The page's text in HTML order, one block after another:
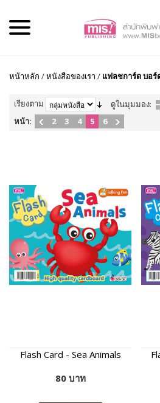
หน้าหลัก /หนังสือของเรา / แฟลชการ์ด บอร์
เรียงตาม
ดูในมุมมอง:
หน้า:
2 3 4 5 6
Flash Card - Sea Animals
80 บาท